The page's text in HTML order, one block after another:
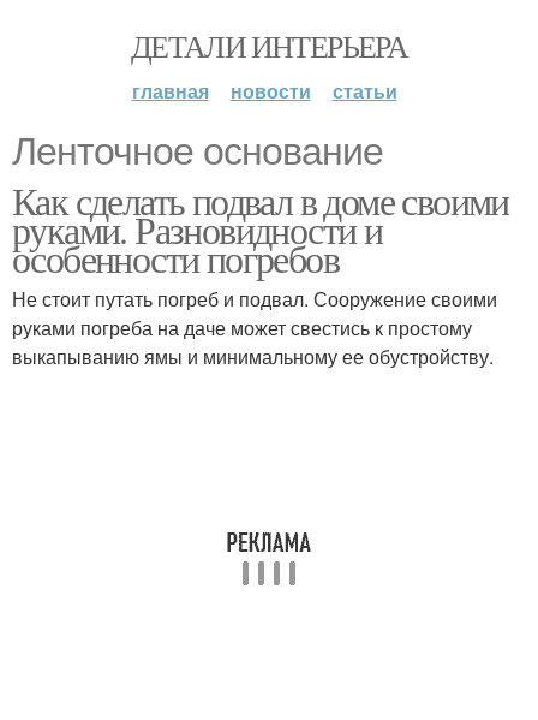
ДЕТАЛИ ИНТЕРЬЕРА
главная новости статьи
Ленточное основание
Как сделать подвал в доме своими
руками. Разновидности и
особенности погребов
Не стоит путать погреб и подвал. Сооружение своими
руками погреба на даче может свестись к простому
выкапыванию ямы и минимальному ее обустройству.